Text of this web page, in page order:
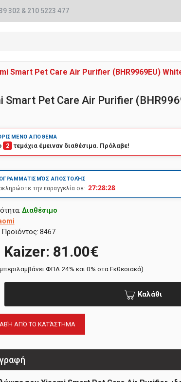
302 & 210 5223 477
Smart Pet Care Air Purifier (BHR9969EU)
Smart Pet Care Air Purifier
ΑΠΟΘΕΜΑ
2 τεμάχια έμειναν διαθέσιμα. Πρόλαβε!
ΑΠΟΣΤΟΛΉΣ
την παραγγελία σε: 27:28:28
Διαθέσιμο
8467
ΑΠΌ ΤΟ ΚΑΤΆΣΤΗΜΑ
Kaizer: 81.00€
ΦΠΑ 24% και 0% στα Εκθεσιακά)
Καλάθι